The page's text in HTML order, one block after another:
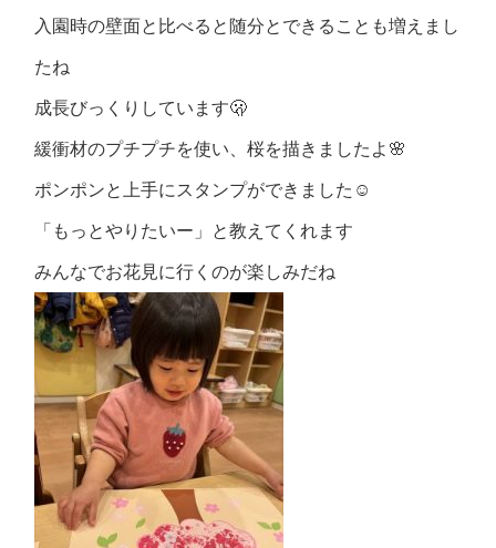
入園時の壁面と比べると随分とできることも増えまし
たね
成長びっくりしています🫢
緩衝材のプチプチを使い、桜を描きましたよ🌸
ポンポンと上手にスタンプができました☺️
「もっとやりたいー」と教えてくれます
みんなでお花見に行くのが楽しみだね